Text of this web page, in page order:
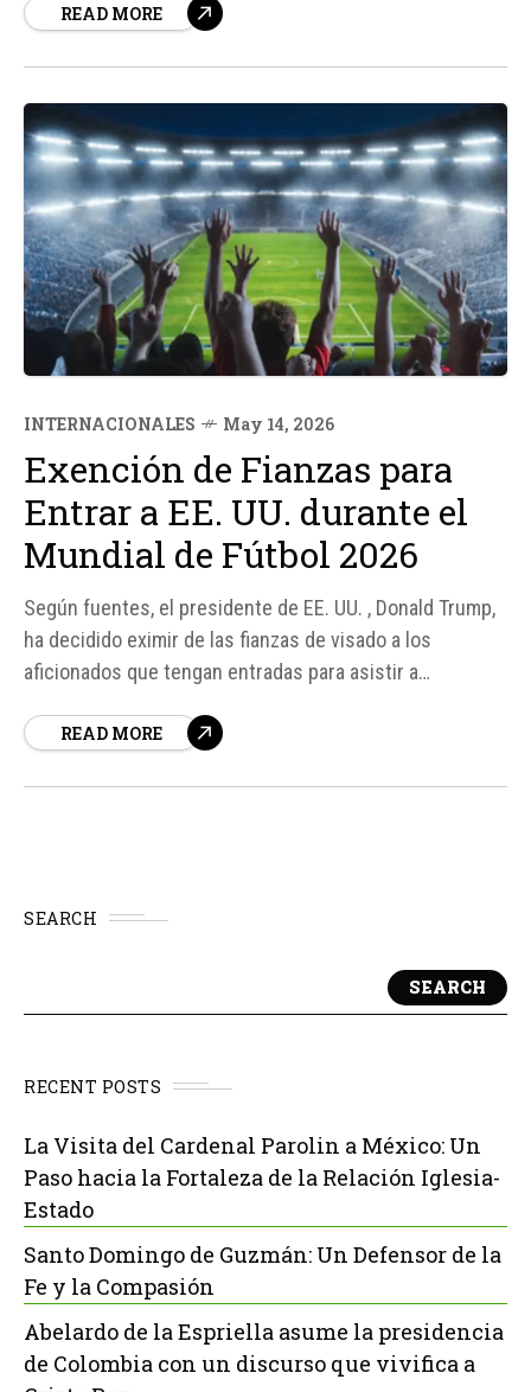
presentado Pause Point, una herramienta que obliga a
READ MORE
INTERNACIONALES May 14, 2026
Exención de Fianzas para
Entrar a EE. UU. durante el
Mundial de Fútbol 2026
Según fuentes, el presidente de EE. UU. , Donald Trump,
ha decidido eximir de las fianzas de visado a los
aficionados que tengan entradas para asistir a
estadounidenses. Esta medida supone una importante
READ MORE
SEARCH
SEARCH
RECENT POSTS
La Visita del Cardenal Parolin a México: Un
Paso hacia la Fortaleza de la Relación Iglesia-
Estado
Santo Domingo de Guzmán: Un Defensor de la
Fe y la Compasión
Abelardo de la Espriella asume la presidencia
de Colombia con un discurso que vivifica a